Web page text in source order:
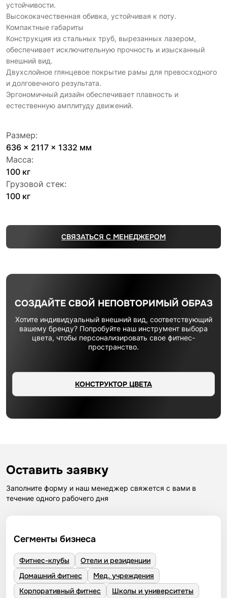
устойчивости.
Высококачественная обивка, устойчивая к поту.
Компактные габариты
Конструкция из стальных труб, вырезанных лазером,
обеспечивает исключительную прочность и изысканный
внешний вид.
Двухслойное глянцевое покрытие рамы для превосходного
и долговечного результата.
Эргономичный дизайн обеспечивает плавность и
естественную амплитуду движений.
Размер:
636 x 2117 x 1332 мм
Масса:
100 кг
Грузовой стек:
100 кг
СВЯЗАТЬСЯ С МЕНЕДЖЕРОМ
СОЗДАЙТЕ СВОЙ НЕПОВТОРИМЫЙ ОБРАЗ
Хотите индивидуальный внешний вид, соответствующий
вашему бренду? Попробуйте наш инструмент выбора
цвета, чтобы персонализировать свое фитнес-
пространство.
КОНСТРУКТОР ЦВЕТА
Оставить заявку
Заполните форму и наш менеджер свяжется с вами в
течение одного рабочего дня
Сегменты бизнеса
Фитнес-клубы
Отели и резиденции
Домашний фитнес
Мед. учреждения
Корпоративный фитнес
Школы и университеты